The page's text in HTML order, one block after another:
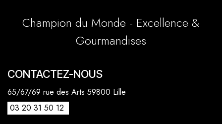
CONTACTEZ-NOUS
65/67/69 rue des Arts 59800 Lille
03 20 31 50 12
Champion du Monde - Excellence &
Gourmandises